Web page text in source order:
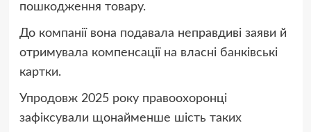
пошкодження товару.
До компанії вона подавала неправдиві заяви й
отримувала компенсації на власні банківські
картки.
Упродовж 2025 року правоохоронці
зафіксували щонайменше шість таких